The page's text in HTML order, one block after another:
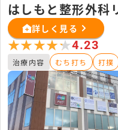
はしもと整形外科
詳しく見る
★★★★★
★★★★★4.23
治療内容 むち打ち 打撲